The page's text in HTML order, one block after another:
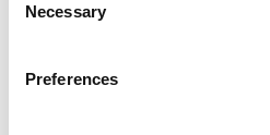
Selection
Necessary
Preferences